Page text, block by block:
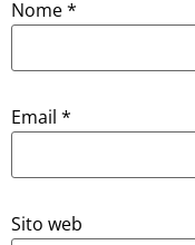
Nome*
Email *
Sito web